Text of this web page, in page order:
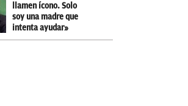
llamen ícono. Solo
soy una madre que
intenta ayudar»